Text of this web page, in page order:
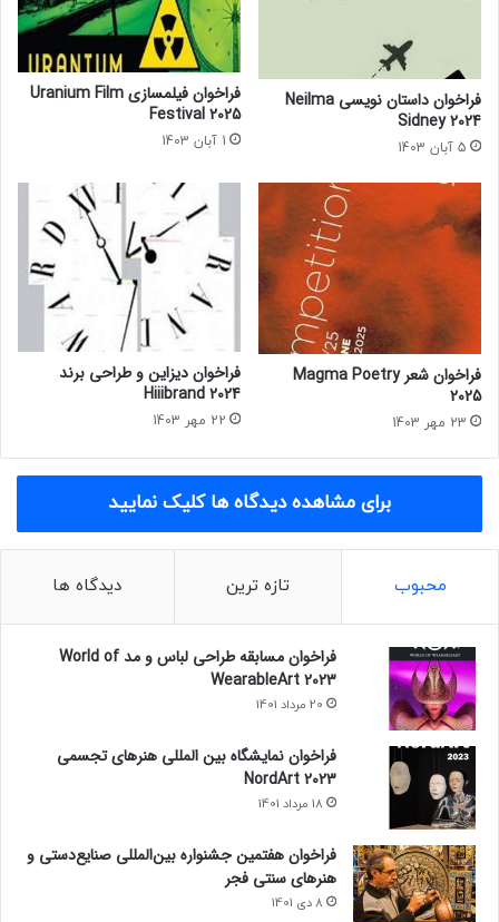
N
T
2
0
2
T
e
O
n
e
S
0
2
3
فراخوان داستان نویسی Neilma
Sidney 2024
5 آبان 1403
فراخوان فیلمسازی Uranium Film
Festival 2025
1 آبان 1403
فراخوان شعر Magma Poetry
2025
23 مهر 1403
فراخوان دیزاین و طراحی برند
Hiiibrand 2024
22 مهر 1403
برای مشاهده دیدگاه ها کلیک نمایید
محبوب تازه ترین دیدگاه ها
فراخوان مسابقه طراحی لباس و مد World of
WearableArt 2023
20 مرداد 1401
فراخوان نمایشگاه بین المللی هنرهای تجسمی
NordArt 2023
18 مرداد 1401
فراخوان هفتمین جشنواره بین‌المللی صنایع‌دستی و
هنرهای سنتی فجر
8 دی 1401